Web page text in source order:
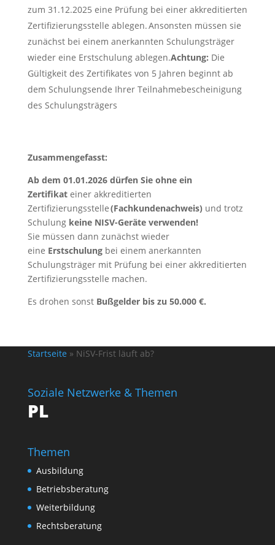
zum 31.12.2025 eine Prüfung bei einer akkreditierten
Zertifizierungsstelle ablegen. Ansonsten müssen sie
zunächst bei einem anerkannten Schulungsträger
wieder eine Erstschulung ablegen.Achtung: Die
Gültigkeit des Zertifikates von 5 Jahren beginnt ab
dem Schulungsende Ihrer Teilnahmebescheinigung
des Schulungsträgers
Zusammengefasst:
Ab dem 01.01.2026 dürfen Sie ohne ein
Zertifikateiner akkreditierten
Zertifizierungsstelle(Fachkundenachweis) und trotz
Schulung keine NISV-Geräte verwenden!
Sie müssen dann zunächst wieder
eine Erstschulungbei einem anerkannten
Schulungsträger mit Prüfung bei einer akkreditierten
Zertifizierungsstelle machen.
Es drohen sonst Bußgelder bis zu 50.000 €.
Startseite » NiSV-Frist läuft ab?
Soziale Netzwerke & Themen
PL
Themen
Ausbildung
Betriebsberatung
Weiterbildung
Rechtsberatung